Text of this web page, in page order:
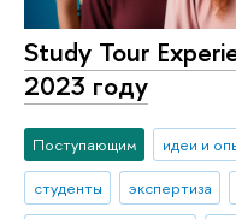
Study Tour
2023 году
Поступающим идеи и
студенты
экспертиза